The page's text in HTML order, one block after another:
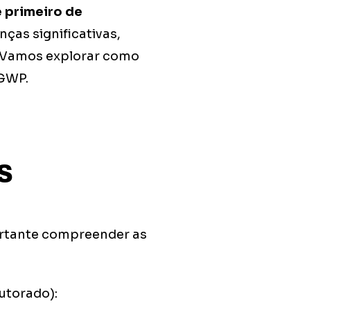
primeiro de
significativas,
explorar como
compreender as